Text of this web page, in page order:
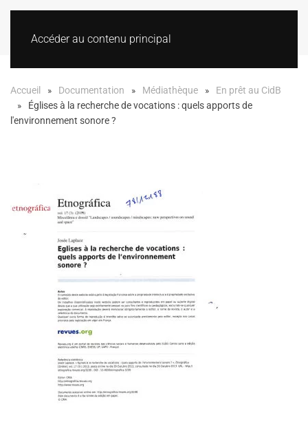
Accéder au contenu principal
Accueil Documentation Médiathèque
En prêt au CidB
Églises à la recherche de vocations : quels apports de
l'environnement sonore ?